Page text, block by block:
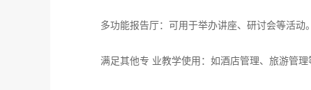
多功能报告厅：可用于举办讲座、研讨会等活动。
满足其他专 业教学使用：如酒店管理、旅游管理